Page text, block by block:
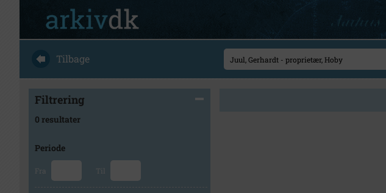
Tilbage
Filtrering
0 resultater
Periode
Fra Til